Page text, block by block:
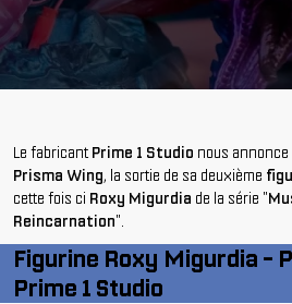
Le fabricant Prime 1 Studio nous
Prisma Wing, la sortie de sa deuxième
cette fois ci Roxy Migurdia de la série "
Reincarnation".
Figurine Roxy Migurdia -
Prime 1 Studio